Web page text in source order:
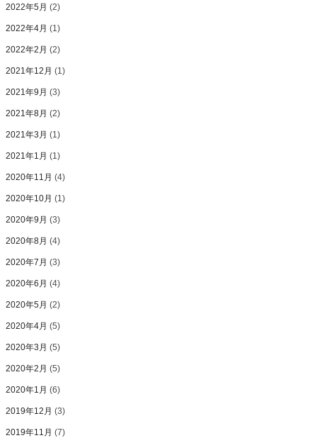
2022年5月 (2)
2022年4月 (1)
2022年2月 (2)
2021年12月 (1)
2021年9月 (3)
2021年8月 (2)
2021年3月 (1)
2021年1月 (1)
2020年11月 (4)
2020年10月 (1)
2020年9月 (3)
2020年8月 (4)
2020年7月 (3)
2020年6月 (4)
2020年5月 (2)
2020年4月 (5)
2020年3月 (5)
2020年2月 (5)
2020年1月 (6)
2019年12月 (3)
2019年11月 (7)